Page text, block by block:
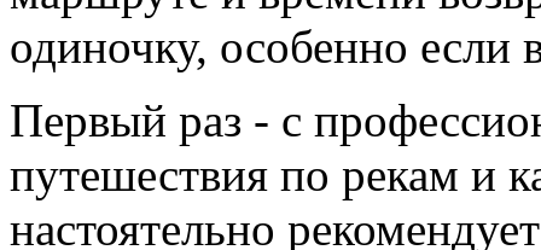
одиночку, особенно если
Первый раз - с
путешествия по рекам и
настоятельно